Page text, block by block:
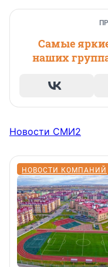
Самые
наших
Новости СМИ2
НОВОСТИ КОМПАНИЙ